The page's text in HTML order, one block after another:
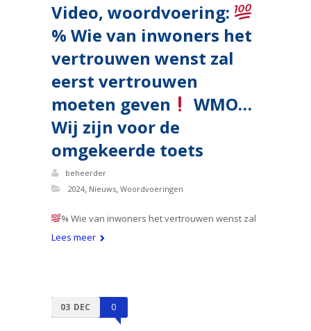
Video, woordvoering:
% Wie van inwoners het
vertrouwen wenst zal
eerst vertrouwen
moeten geven
WMO…
Wij zijn voor de
omgekeerde toets
beheerder
2024, Nieuws, Woordvoeringen
% Wie van inwoners het vertrouwen wenst zal
Lees meer
03 DEC 0